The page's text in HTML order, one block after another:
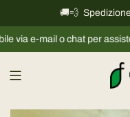
a
i
🚚💨
o chat per assistervi. 🦌